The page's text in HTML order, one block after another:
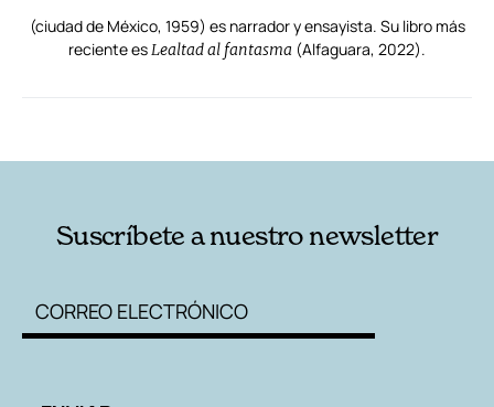
(ciudad de México, 1959) es narrador y ensayista. Su libro más
reciente esLealtad al fantasma (Alfaguara, 2022).
Suscríbete a nuestro newsletter